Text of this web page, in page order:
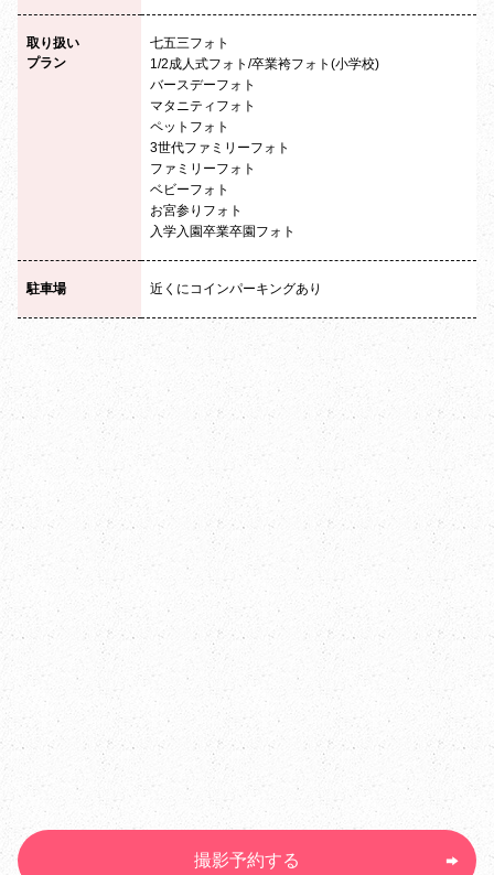
取り扱い
プラン
七五三フォト
1/2成人式フォト/卒業袴フォト(小学校)
バースデーフォト
マタニティフォト
ペットフォト
3世代ファミリーフォト
ファミリーフォト
ベビーフォト
お宮参りフォト
入学入園卒業卒園フォト
駐車場 近くにコインパーキングあり
撮影予約する